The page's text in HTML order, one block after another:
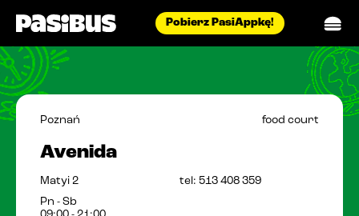
Pobierz PasiAppkę!
pasidostawa
Poznań food court
Avenida
Matyi 2
tel: 513 408 359
Pn - Sb